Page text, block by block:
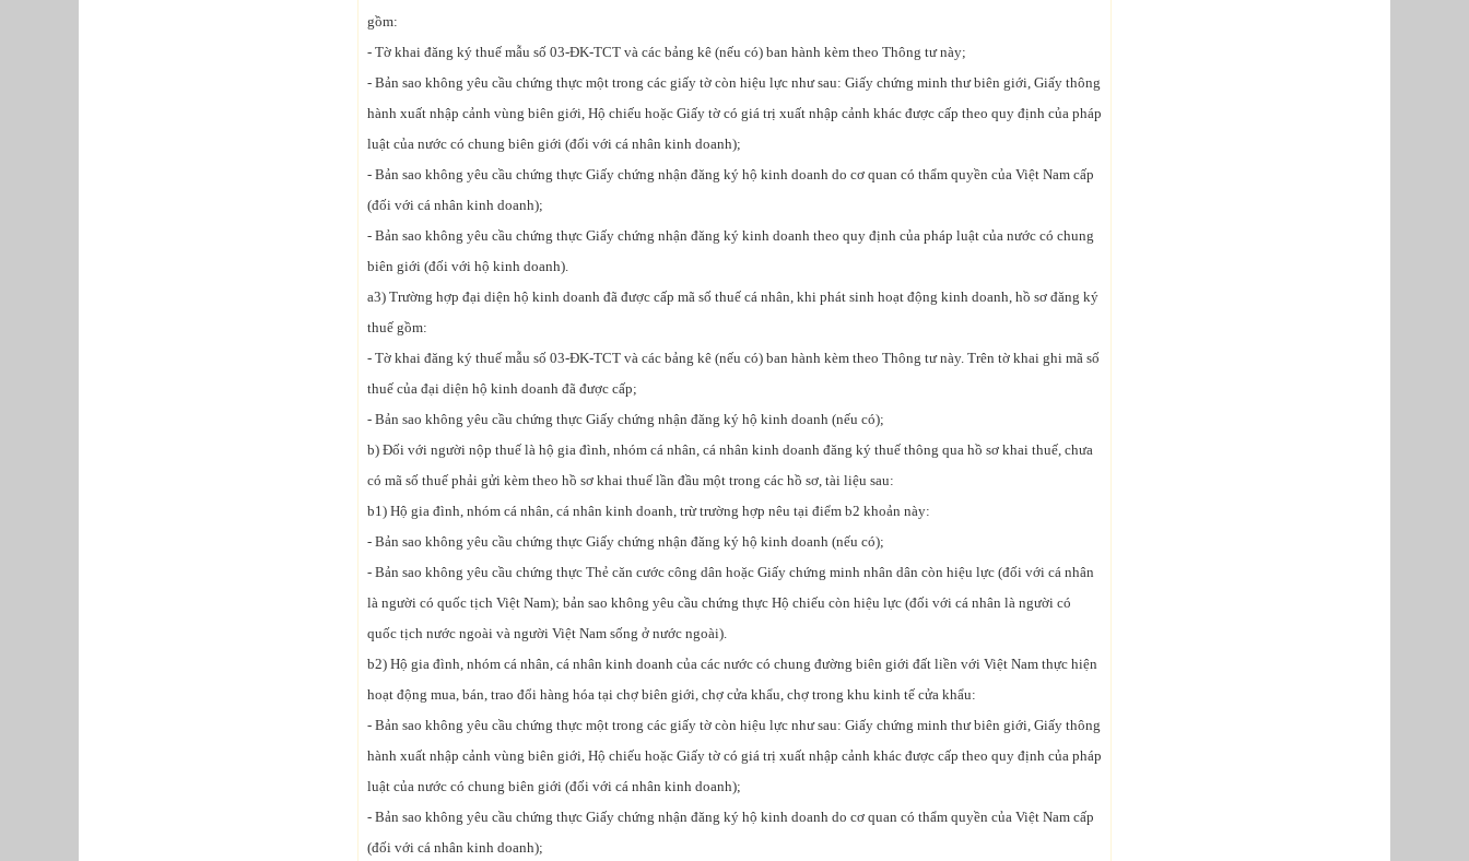
gồm:
- Tờ khai đăng ký thuế mẫu số 03-ĐK-TCT và các bảng kê (nếu có) ban hành kèm theo Thông tư này;
- Bản sao không yêu cầu chứng thực một trong các giấy tờ còn hiệu lực như sau: Giấy chứng minh thư biên giới, Giấy thông
hành xuất nhập cảnh vùng biên giới, Hộ chiếu hoặc Giấy tờ có giá trị xuất nhập cảnh khác được cấp theo quy định của pháp
luật của nước có chung biên giới (đối với cá nhân kinh doanh);
- Bản sao không yêu cầu chứng thực Giấy chứng nhận đăng ký hộ kinh doanh do cơ quan có thẩm quyền của Việt Nam cấp
(đối với cá nhân kinh doanh);
- Bản sao không yêu cầu chứng thực Giấy chứng nhận đăng ký kinh doanh theo quy định của pháp luật của nước có chung
biên giới (đối với hộ kinh doanh).
a3) Trường hợp đại diện hộ kinh doanh đã được cấp mã số thuế cá nhân, khi phát sinh hoạt động kinh doanh, hồ sơ đăng ký
thuế gồm:
- Tờ khai đăng ký thuế mẫu số 03-ĐK-TCT và các bảng kê (nếu có) ban hành kèm theo Thông tư này. Trên tờ khai ghi mã số
thuế của đại diện hộ kinh doanh đã được cấp;
- Bản sao không yêu cầu chứng thực Giấy chứng nhận đăng ký hộ kinh doanh (nếu có);
b) Đối với người nộp thuế là hộ gia đình, nhóm cá nhân, cá nhân kinh doanh đăng ký thuế thông qua hồ sơ khai thuế, chưa
có mã số thuế phải gửi kèm theo hồ sơ khai thuế lần đầu một trong các hồ sơ, tài liệu sau:
b1) Hộ gia đình, nhóm cá nhân, cá nhân kinh doanh, trừ trường hợp nêu tại điểm b2 khoản này:
- Bản sao không yêu cầu chứng thực Giấy chứng nhận đăng ký hộ kinh doanh (nếu có);
- Bản sao không yêu cầu chứng thực Thẻ căn cước công dân hoặc Giấy chứng minh nhân dân còn hiệu lực (đối với cá nhân
là người có quốc tịch Việt Nam); bản sao không yêu cầu chứng thực Hộ chiếu còn hiệu lực (đối với cá nhân là người có
quốc tịch nước ngoài và người Việt Nam sống ở nước ngoài).
b2) Hộ gia đình, nhóm cá nhân, cá nhân kinh doanh của các nước có chung đường biên giới đất liền với Việt Nam thực hiện
hoạt động mua, bán, trao đổi hàng hóa tại chợ biên giới, chợ cửa khẩu, chợ trong khu kinh tế cửa khẩu:
- Bản sao không yêu cầu chứng thực một trong các giấy tờ còn hiệu lực như sau: Giấy chứng minh thư biên giới, Giấy thông
hành xuất nhập cảnh vùng biên giới, Hộ chiếu hoặc Giấy tờ có giá trị xuất nhập cảnh khác được cấp theo quy định của pháp
luật của nước có chung biên giới (đối với cá nhân kinh doanh);
- Bản sao không yêu cầu chứng thực Giấy chứng nhận đăng ký hộ kinh doanh do cơ quan có thẩm quyền của Việt Nam cấp
(đối với cá nhân kinh doanh);